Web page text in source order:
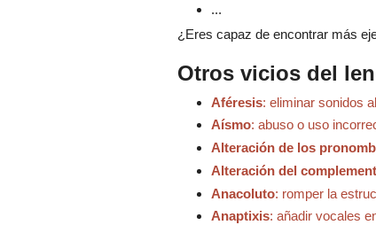
...
¿Eres capaz de encontrar más
Otros vicios del
Aféresis: eliminar sonidos
Aísmo: abuso o uso
Alteración de los
Alteración del
Anacoluto: romper la
Anaptixis: añadir vocales